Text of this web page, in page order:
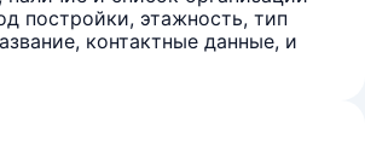
постройки, этажность, тип
контактные данные, и